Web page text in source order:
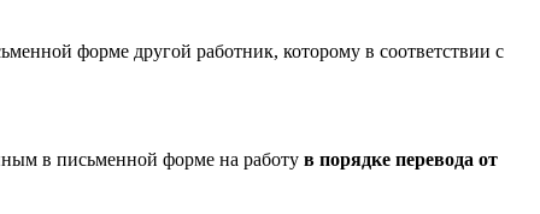
форме другой работник, которому в соответствии с
в письменной форме на работу в порядке перевода от